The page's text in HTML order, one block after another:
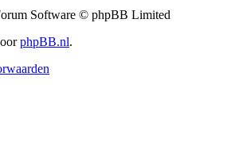
Software © phpBB Limited
phpBB.nl.